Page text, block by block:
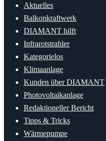
Aktuelles
Balkonkraftwerk
DIAMANT hilft
Infrarotstrahler
Kategorielos
Klimaanlage
Kunden über DIAMANT
Photovoltaikanlage
Redaktioneller Bericht
Tipps & Tricks
Wärmepumpe